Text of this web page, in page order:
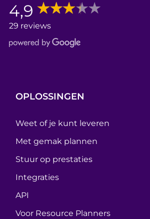
4,9
29 reviews
OPLOSSINGEN
Weet of je kunt leveren
Met gemak plannen
Stuur op prestaties
Integraties
API
Voor Resource Planners